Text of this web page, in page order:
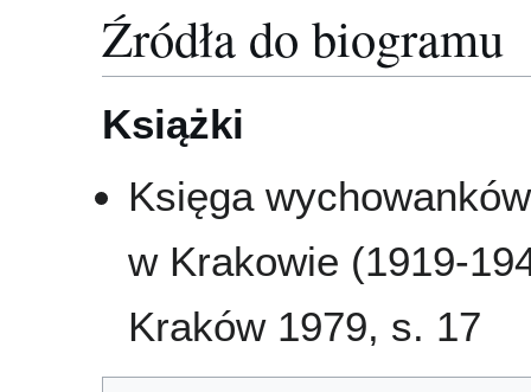
Źródła do biogramu
Książki
Księga
w Krakowie (1919-
Kraków 1979, s. 17